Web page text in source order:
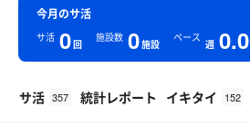
今月のサ活
サ活 0回
施設数 0施設
ペース
週 0.0
サ活 357 統計レポート イキタイ 152